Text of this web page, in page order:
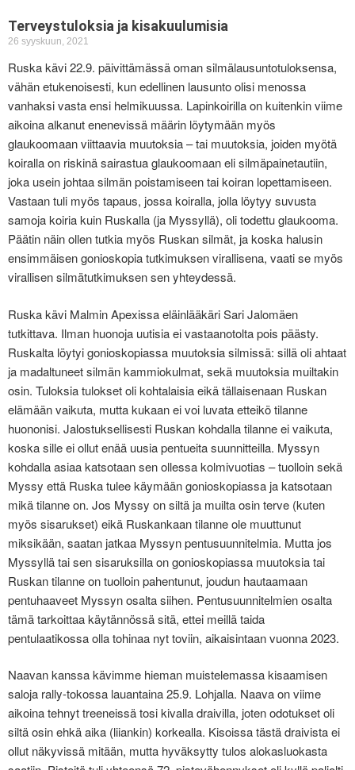
Terveystuloksia ja kisakuulumisia
26 syyskuun, 2021
Ruska kävi 22.9. päivittämässä oman silmälausuntotuloksensa,
vähän etukenoisesti, kun edellinen lausunto olisi menossa
vanhaksi vasta ensi helmikuussa. Lapinkoirilla on kuitenkin viime
aikoina alkanut enenevissä määrin löytymään myös
glaukoomaan viittaavia muutoksia – tai muutoksia, joiden myötä
koiralla on riskinä sairastua glaukoomaan eli silmäpainetautiin,
joka usein johtaa silmän poistamiseen tai koiran lopettamiseen.
Vastaan tuli myös tapaus, jossa koiralla, jolla löytyy suvusta
samoja koiria kuin Ruskalla (ja Myssyllä), oli todettu glaukooma.
Päätin näin ollen tutkia myös Ruskan silmät, ja koska halusin
ensimmäisen gonioskopia tutkimuksen virallisena, vaati se myös
virallisen silmätutkimuksen sen yhteydessä.
Ruska kävi Malmin Apexissa eläinlääkäri Sari Jalomäen
tutkittava. Ilman huonoja uutisia ei vastaanotolta pois päästy.
Ruskalta löytyi gonioskopiassa muutoksia silmissä: sillä oli ahtaat
ja madaltuneet silmän kammiokulmat, sekä muutoksia muiltakin
osin. Tuloksia tulokset oli kohtalaisia eikä tällaisenaan Ruskan
elämään vaikuta, mutta kukaan ei voi luvata etteikö tilanne
huononisi. Jalostuksellisesti Ruskan kohdalla tilanne ei vaikuta,
koska sille ei ollut enää uusia pentueita suunnitteilla. Myssyn
kohdalla asiaa katsotaan sen ollessa kolmivuotias – tuolloin sekä
Myssy että Ruska tulee käymään gonioskopiassa ja katsotaan
mikä tilanne on. Jos Myssy on siltä ja muilta osin terve (kuten
myös sisarukset) eikä Ruskankaan tilanne ole muuttunut
miksikään, saatan jatkaa Myssyn pentusuunnitelmia. Mutta jos
Myssyllä tai sen sisaruksilla on gonioskopiassa muutoksia tai
Ruskan tilanne on tuolloin pahentunut, joudun hautaamaan
pentuhaaveet Myssyn osalta siihen. Pentusuunnitelmien osalta
tämä tarkoittaa käytännössä sitä, ettei meillä taida
pentulaatikossa olla tohinaa nyt toviin, aikaisintaan vuonna 2023.
Naavan kanssa kävimme hieman muistelemassa kisaamisen
saloja rally-tokossa lauantaina 25.9. Lohjalla. Naava on viime
aikoina tehnyt treeneissä tosi kivalla draivilla, joten odotukset oli
siltä osin ehkä aika (liiankin) korkealla. Kisoissa tästä draivista ei
ollut näkyvissä mitään, mutta hyväksytty tulos alokasluokasta